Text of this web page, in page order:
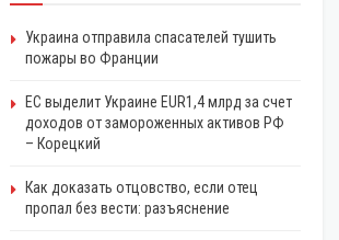
Украина отправила спасателей тушить
пожары во Франции
ЕС выделит Украине EUR1,4 млрд за счет
доходов от замороженных активов РФ
– Корецкий
Как доказать отцовство, если отец
пропал без вести: разъяснение